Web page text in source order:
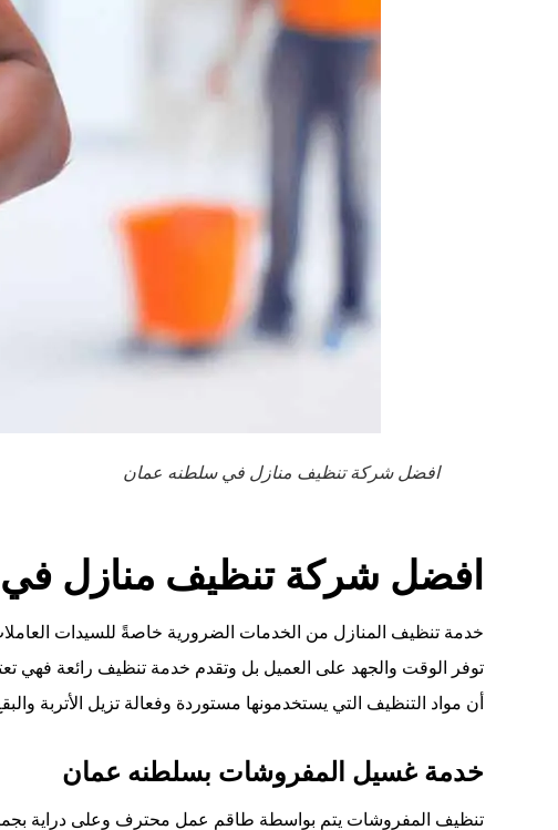
افضل شركة تنظيف منازل في سلطنه عمان
افضل شركة تنظيف منازل
خدمة تنظيف المنازل من الخدمات الضرورية خاصةً للسيدات
توفر الوقت والجهد على العميل بل وتقدم خدمة تنظيف رائعة فهي
أن مواد التنظيف التي يستخدمونها مستوردة وفعالة تزيل الأتربة
خدمة غسيل المفروشات بسلطنه عمان
تنظيف المفروشات يتم بواسطة طاقم عمل محترف وعلى دراية